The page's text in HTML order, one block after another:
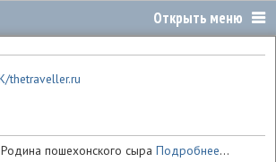
Родина пошехонского сыраПодробнее...